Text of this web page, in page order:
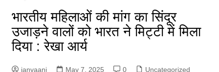
भारतीय महिलाओं की मांग का सिंदूर
उजाड़ने वालों को भारत ने मिट्टी में मिला
दिया : रेखा आर्य
janvaani May 7, 2025 0 Uncategorized